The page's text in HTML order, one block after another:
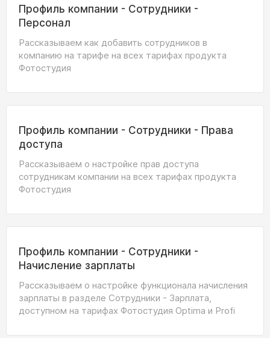
Профиль компании - Сотрудники -
Персонал
Рассказываем как добавить сотрудников в
компанию на тарифе на всех тарифах продукта
Фотостудия
Профиль компании - Сотрудники - Права
доступа
Рассказываем о настройке прав доступа
сотрудникам компании на всех тарифах продукта
Фотостудия
Профиль компании - Сотрудники -
Начисление зарплаты
Рассказываем о настройке функционала начисления
зарплаты в разделе Сотрудники - Зарплата,
доступном на тарифах Фотостудия Optima и Profi